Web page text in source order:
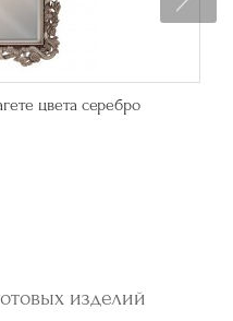
цвета серебро
изделий